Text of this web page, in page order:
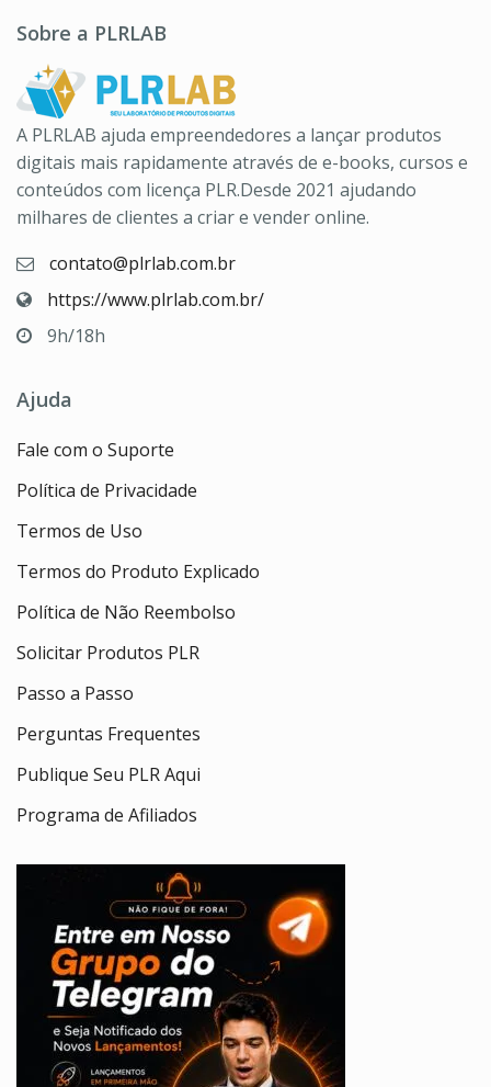
Sobre a PLRLAB
A PLRLAB ajuda empreendedores a lançar produtos
digitais mais rapidamente através de e-books, cursos e
conteúdos com licença PLR.Desde 2021 ajudando
milhares de clientes a criar e vender online.
contato@plrlab.com.br
https://www.plrlab.com.br/
9h/18h
Ajuda
Fale com o Suporte
Política de Privacidade
Termos de Uso
Termos do Produto Explicado
Política de Não Reembolso
Solicitar Produtos PLR
Passo a Passo
Perguntas Frequentes
Publique Seu PLR Aqui
Programa de Afiliados